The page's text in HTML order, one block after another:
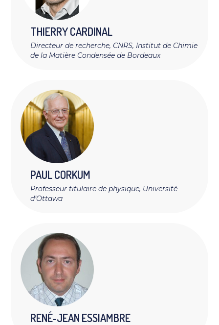
THIERRYCARDINAL
Directeur de recherche, CNRS, Institut de Chimie
de la Matière Condensée de Bordeaux
PAULCORKUM
Professeur titulaire de physique, Université
d’Ottawa
RENÉ-JEAN ESSIAMBRE